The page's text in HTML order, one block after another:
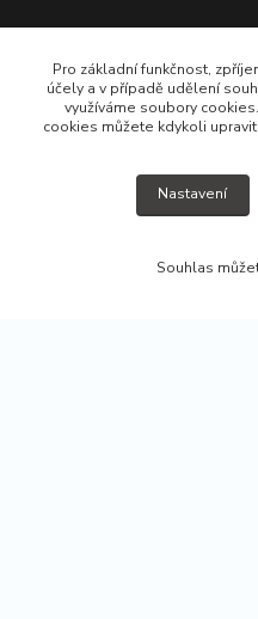
Pro základní funkčnost,
účely a v případě udělení
využíváme soubory
cookies můžete kdykoli
Nastavení
Souhlas